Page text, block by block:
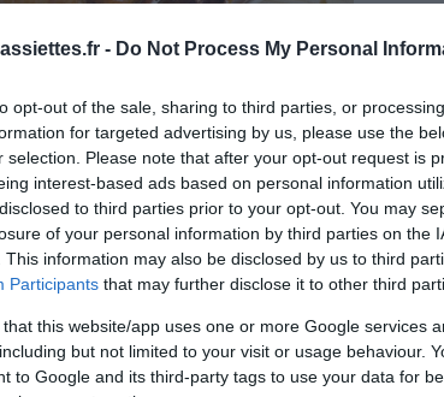
- Do Not Process My Personal
opt-out of the sale, sharing to third parties, or
for targeted advertising by us, please use the
selection. Please note that after your opt-out request is
interest-based ads based on personal information
to third parties prior to your opt-out. You may
of your personal information by third parties on the
This information may also be disclosed by us to third
Participants that may further disclose it to other third
that this website/app uses one or more Google services
but not limited to your visit or usage behaviour.
to Google and its third-party tags to use your data for